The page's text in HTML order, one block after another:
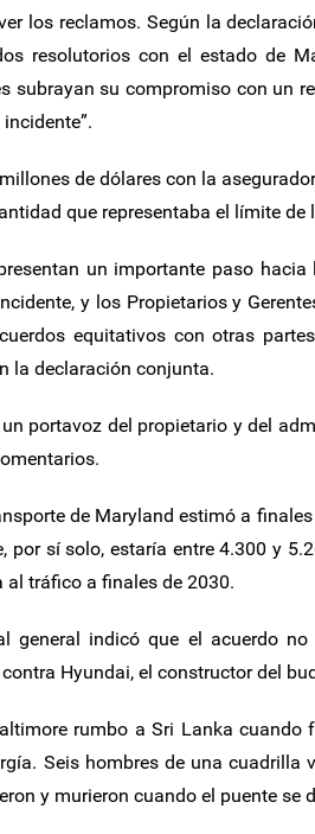
los reclamos. Según la
resolutorios con el estado de
subrayan su compromiso con un
de dólares con la
que representaba el límite de
un importante paso
y los Propietarios y
equitativos con otras
la declaración conjunta.
portavoz del propietario y del
de Maryland estimó a
por sí solo, estaría entre 4.300 y
al tráfico a finales de 2030.
general indicó que el acuerdo no
Hyundai, el constructor del
rumbo a Sri Lanka
Seis hombres de una cuadrilla
y murieron cuando el puente se